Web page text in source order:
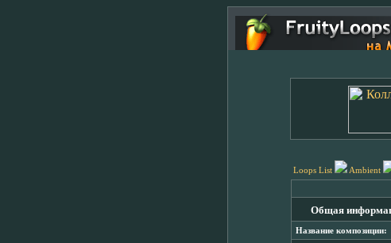
Loops List Ambient
Общая
Название композиции: